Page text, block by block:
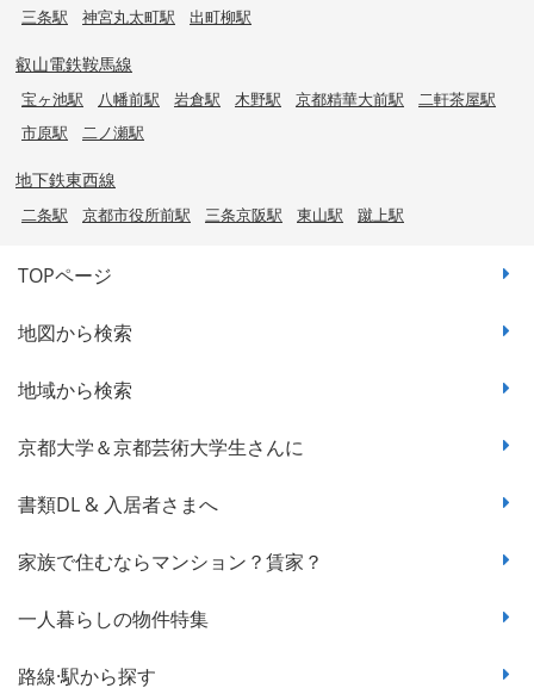
三条駅 神宮丸太町駅 出町柳駅
叡山電鉄鞍馬線
宝ヶ池駅 八幡前駅 岩倉駅 木野駅 京都精華大前駅
二軒茶屋駅
市原駅
二ノ瀬駅
地下鉄東西線
二条駅 京都市役所前駅 三条京阪駅 東山駅 蹴上駅
TOPページ
地図から検索
地域から検索
京都大学＆京都芸術大学生さんに
書類DL & 入居者さまへ
家族で住むならマンション？賃家？
一人暮らしの物件特集
路線·駅から探す